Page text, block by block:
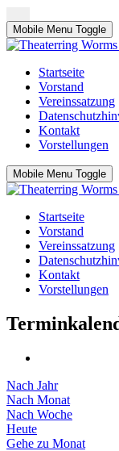
Mobile Menu Toggle
Startseite
Vorstand
Vereinssatzung
Kontakt
Vorstellungen
Mobile Menu Toggle
Startseite
Vorstand
Vereinssatzung
Kontakt
Vorstellungen
Nach Jahr
Nach Monat
Nach Woche
Heute
Gehe zu Monat